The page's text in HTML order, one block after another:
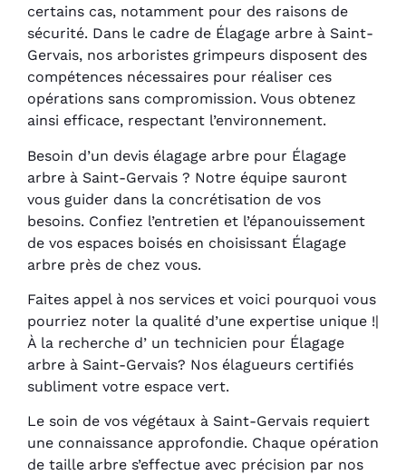
certains cas, notamment pour des raisons de
sécurité. Dans le cadre de Élagage arbre à Saint-
Gervais, nos arboristes grimpeurs disposent des
compétences nécessaires pour réaliser ces
opérations sans compromission. Vous obtenez
ainsi efficace, respectant l’environnement.
Besoin d’un devis élagage arbre pour Élagage
arbre à Saint-Gervais ? Notre équipe sauront
vous guider dans la concrétisation de vos
besoins. Confiez l’entretien et l’épanouissement
de vos espaces boisés en choisissant Élagage
arbre près de chez vous.
Faites appel à nos services et voici pourquoi vous
pourriez noter la qualité d’une expertise unique !|
À la recherche d’ un technicien pour Élagage
arbre à Saint-Gervais? Nos élagueurs certifiés
subliment votre espace vert.
Le soin de vos végétaux à Saint-Gervais requiert
une connaissance approfondie. Chaque opération
de taille arbre s’effectue avec précision par nos